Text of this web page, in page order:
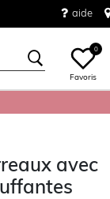
aide
0
Favoris
avec